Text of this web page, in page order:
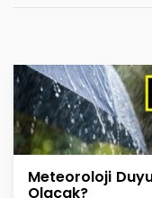
Meteoroloji
Olacak?